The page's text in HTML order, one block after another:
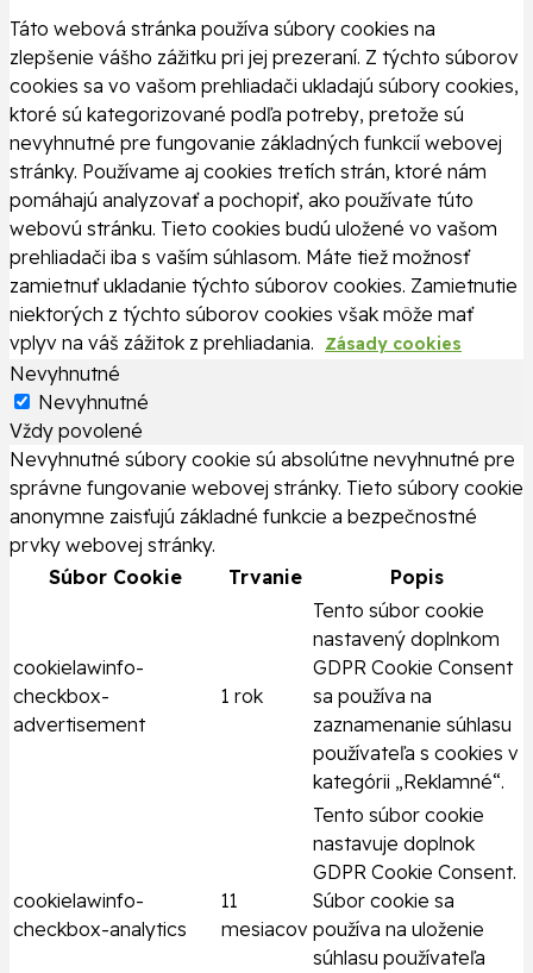
Táto webová stránka používa súbory cookies na
zlepšenie vášho zážitku pri jej prezeraní. Z týchto súborov
cookies sa vo vašom prehliadači ukladajú súbory cookies,
ktoré sú kategorizované podľa potreby, pretože sú
nevyhnutné pre fungovanie základných funkcií webovej
stránky. Používame aj cookies tretích strán, ktoré nám
pomáhajú analyzovať a pochopiť, ako používate túto
webovú stránku. Tieto cookies budú uložené vo vašom
prehliadači iba s vaším súhlasom. Máte tiež možnosť
zamietnuť ukladanie týchto súborov cookies. Zamietnutie
niektorých z týchto súborov cookies však môže mať
vplyv na váš zážitok z prehliadania.
Zásady cookies
Nevyhnutné
Nevyhnutné
Vždy povolené
Nevyhnutné súbory cookie sú absolútne nevyhnutné pre
správne fungovanie webovej stránky. Tieto súbory cookie
anonymne zaisťujú základné funkcie a bezpečnostné
prvky webovej stránky.
Súbor Cookie
Trvanie Popis
cookielawinfo-
checkbox-
advertisement
1 rok
Tento súbor cookie
nastavený doplnkom
GDPR Cookie Consent
sa používa na
zaznamenanie súhlasu
používateľa s cookies v
kategórii „Reklamné“.
cookielawinfo-
checkbox-analytics
11
mesiacov
Tento súbor cookie
nastavuje doplnok
GDPR Cookie Consent.
Súbor cookie sa
používa na uloženie
súhlasu používateľa